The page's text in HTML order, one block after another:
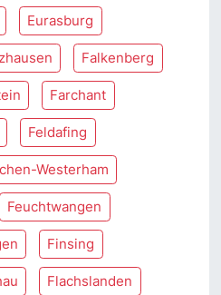
Eurasburg
Falkenberg
Farchant
Feldafing
Westerham
Feuchtwangen
Finsing
Flachslanden